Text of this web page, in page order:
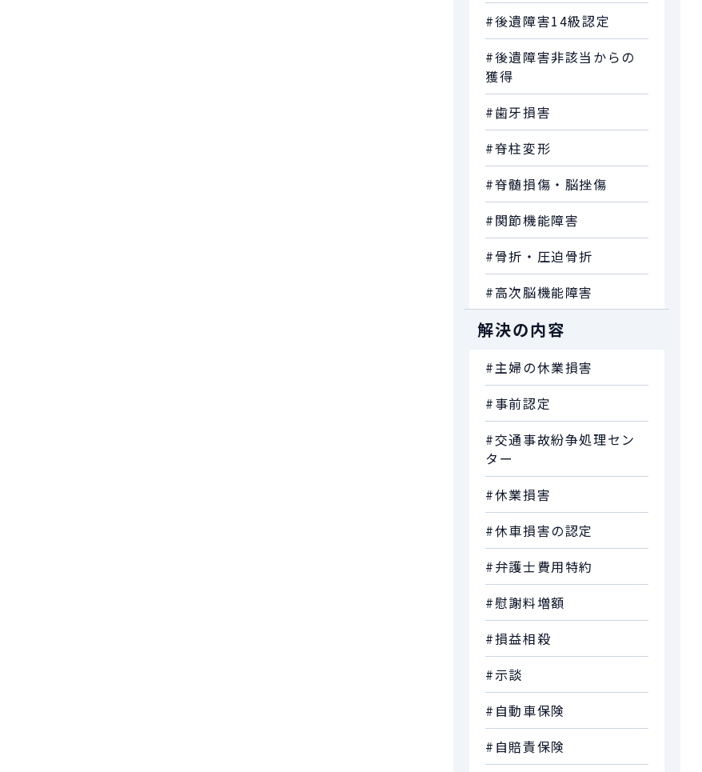
#後遺障害14級認定
#後遺障害非該当からの
獲得
#歯牙損害
#脊柱変形
#脊髄損傷・脳挫傷
#関節機能障害
#骨折・圧迫骨折
#高次脳機能障害
解決の内容
#主婦の休業損害
#事前認定
#交通事故紛争処理セン
ター
#休業損害
#休車損害の認定
#弁護士費用特約
#慰謝料増額
#損益相殺
#示談
#自動車保険
#自賠責保険